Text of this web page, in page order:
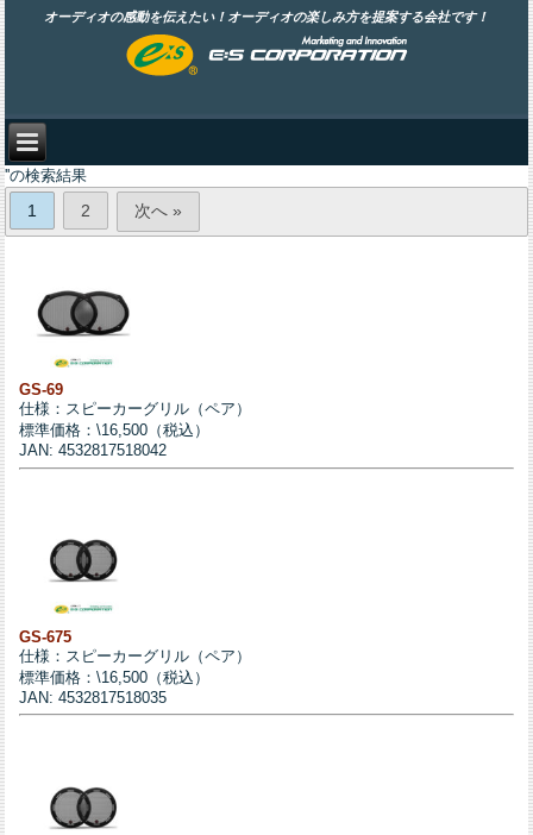
オーディオの感動を伝えたい！オーディオの楽しみ方を提案する会社です！
''の検索結果
1 2 次へ »
GS-69
仕様：スピーカーグリル（ペア）
標準価格：\16,500（税込）
JAN: 4532817518042
GS-675
仕様：スピーカーグリル（ペア）
標準価格：\16,500（税込）
JAN: 4532817518035